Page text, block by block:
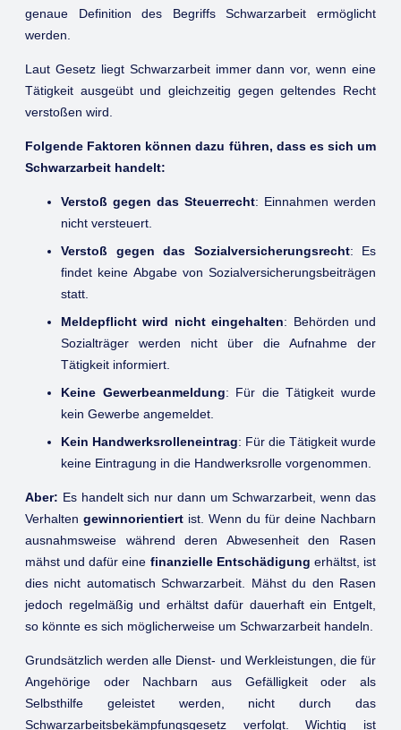
genaue Definition des Begriffs Schwarzarbeit ermöglicht
werden.
Laut Gesetz liegt Schwarzarbeit immer dann vor, wenn eine
Tätigkeit ausgeübt und gleichzeitig gegen geltendes Recht
verstoßen wird.
Folgende Faktoren können dazu führen, dass es sich um
Schwarzarbeit handelt:
Verstoß gegen das Steuerrecht: Einnahmen werden
nicht versteuert.
Verstoß gegen das Sozialversicherungsrecht: Es
findet keine Abgabe von Sozialversicherungsbeiträgen
statt.
Meldepflicht wird nicht eingehalten: Behörden und
Sozialträger werden nicht über die Aufnahme der
Tätigkeit informiert.
Keine Gewerbeanmeldung: Für die Tätigkeit wurde
kein Gewerbe angemeldet.
Kein Handwerksrolleneintrag: Für die Tätigkeit wurde
keine Eintragung in die Handwerksrolle vorgenommen.
Aber: Es handelt sich nur dann um Schwarzarbeit, wenn das
Verhalten gewinnorientiert ist. Wenn du für deine Nachbarn
ausnahmsweise während deren Abwesenheit den Rasen
mähst und dafür eine finanzielle Entschädigung erhältst, ist
dies nicht automatisch Schwarzarbeit. Mähst du den Rasen
jedoch regelmäßig und erhältst dafür dauerhaft ein Entgelt,
so könnte es sich möglicherweise um Schwarzarbeit handeln.
Grundsätzlich werden alle Dienst- und Werkleistungen, die für
Angehörige oder Nachbarn aus Gefälligkeit oder als
Selbsthilfe geleistet werden, nicht durch das
Schwarzarbeitsbekämpfungsgesetz verfolgt. Wichtig ist